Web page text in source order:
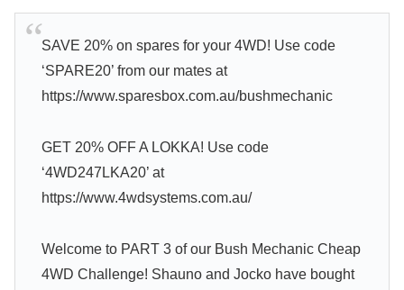
SAVE 20% on spares for your 4WD! Use code
‘SPARE20’ from our mates at
https://www.sparesbox.com.au/bushmechanic
GET 20% OFF A LOKKA! Use code
‘4WD247LKA20’ at
https://www.4wdsystems.com.au/
Welcome to PART 3 of our Bush Mechanic Cheap
4WD Challenge! Shauno and Jocko have bought